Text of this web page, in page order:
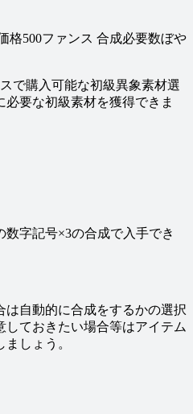
格500ファンス 合成必要数ぼや
で購入可能な初級異象素材選
要な初級素材を獲得できま
字記号×3の合成で入手でき
自動的に合成をするかの選択
ておきたい場合等はアイテム
しょう。